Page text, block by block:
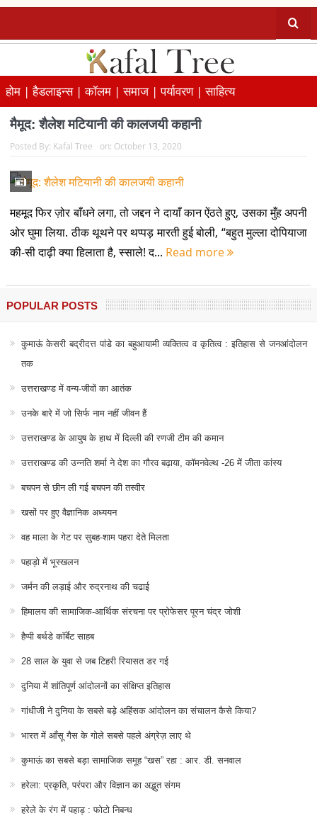
होम |हैडलाइन्स |कॉलम |समाज |पर्यावरण |साहित्य
मैमूद: शैलेश मटियानी की कालजयी कहानी
Posted By: Kafal Tree on: October 13, 2020
महमूद फिर ज़ोर बाँधने लगा, तो जद्दन ने दायाँ कान ऐंठते हुए, उसका मुँह अपनी
ओर घुमा लिया. ठीक थूथने पर थप्पड़ मारती हुई बोली, “बहुत मुल्ला दोपियाजा
की-सी दाढ़ी क्या हिलाता है, स्साले! द... Read more
POPULAR POSTS
कुमाऊं केसरी बद्रीदत्त पांडे का बहुआयामी व्यक्तित्व व कृतित्व : इतिहास से जनआंदोलन
तक
उत्तराखण्ड में वन्य-जीवों का आतंक
उनके बारे में जो सिर्फ नाम नहीं जीवन हैं
उत्तराखण्ड के आयुष के हाथ में दिल्ली की रणजी टीम की कमान
उत्तराखण्ड की उन्नति शर्मा ने देश का गौरव बढ़ाया, कॉमनवेल्थ -26 में जीता कांस्य
बचपन से छीन ली गई बचपन की तस्वीर
खसों पर हुए वैज्ञानिक अध्ययन
वह माला के गेट पर सुबह-शाम पहरा देते मिलता
पहाड़ो में भूस्खलन
जर्मन की लड़ाई और रुद्रनाथ की चढाई
हिमालय की सामाजिक-आर्थिक संरचना पर प्रोफेसर पूरन चंद्र जोशी
हैप्पी बर्थडे कॉर्बेट साहब
28 साल के युवा से जब टिहरी रियासत डर गई
दुनिया में शांतिपूर्ण आंदोलनों का संक्षिप्त इतिहास
गांधीजी ने दुनिया के सबसे बड़े अहिंसक आंदोलन का संचालन कैसे किया?
भारत में आँसू गैस के गोले सबसे पहले अंग्रेज़ लाए थे
कुमाऊं का सबसे बड़ा सामाजिक समूह “खस” रहा : आर. डी. सनवाल
हरेला: प्रकृति, परंपरा और विज्ञान का अद्भुत संगम
हरेले के रंग में पहाड़ : फोटो निबन्ध